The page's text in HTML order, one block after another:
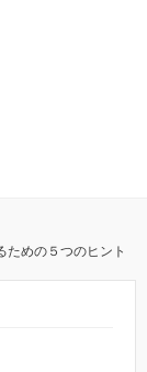
ための５つのヒント